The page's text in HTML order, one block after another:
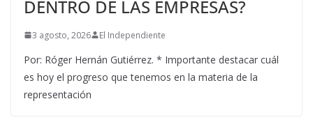
DENTRO DE LAS EMPRESAS?
3 agosto, 2026 El Independiente
Por: Róger Hernán Gutiérrez. * Importante destacar cuál
es hoy el progreso que tenemos en la materia de la
representación